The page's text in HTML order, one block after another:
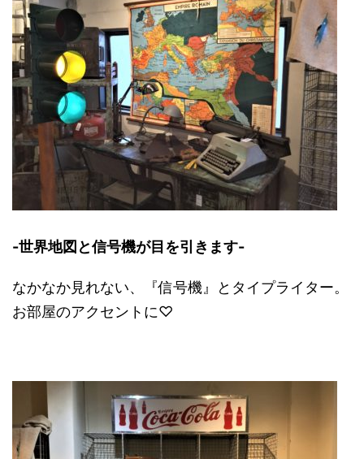
-世界地図と信号機が目を引きます-
なかなか見れない、『信号機』とタイプライター。
お部屋のアクセントに♡